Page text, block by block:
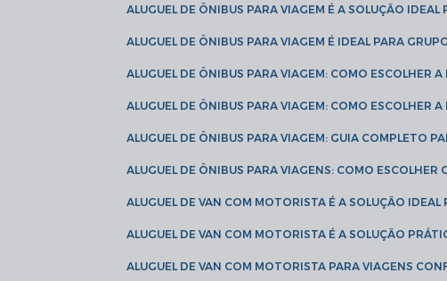
ALUGUEL DE ÔNIBUS PARA VIAGEM É A SOLUÇÃO
ALUGUEL DE ÔNIBUS PARA VIAGEM É IDEAL PARA
ALUGUEL DE ÔNIBUS PARA VIAGEM: COMO ESCOLHER
ALUGUEL DE ÔNIBUS PARA VIAGEM: COMO ESCOLHER
ALUGUEL DE ÔNIBUS PARA VIAGEM: GUIA COMPLETO
ALUGUEL DE ÔNIBUS PARA VIAGENS: COMO ESCOLHER
ALUGUEL DE VAN COM MOTORISTA É A SOLUÇÃO
ALUGUEL DE VAN COM MOTORISTA É A SOLUÇÃO
ALUGUEL DE VAN COM MOTORISTA PARA VIAGENS